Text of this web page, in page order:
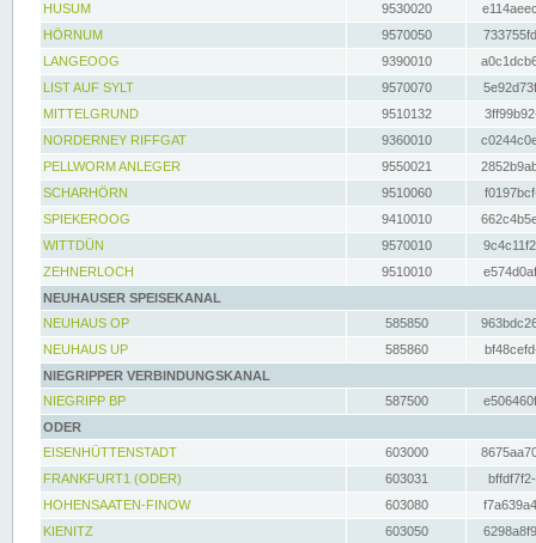
HUSUM
9530020
HÖRNUM
9570050
LANGEOOG
9390010
LIST AUF SYLT
9570070
MITTELGRUND
9510132
NORDERNEY RIFFGAT
9360010
PELLWORM ANLEGER
9550021
SCHARHÖRN
9510060
SPIEKEROOG
9410010
WITTDÜN
9570010
ZEHNERLOCH
9510010
NEUHAUSER SPEISEKANAL
NEUHAUS OP
585850
NEUHAUS UP
585860
NIEGRIPPER VERBINDUNGSKANAL
NIEGRIPP BP
587500
ODER
EISENHÜTTENSTADT
603000
FRANKFURT1 (ODER)
603031
HOHENSAATEN-FINOW
603080
KIENITZ
603050